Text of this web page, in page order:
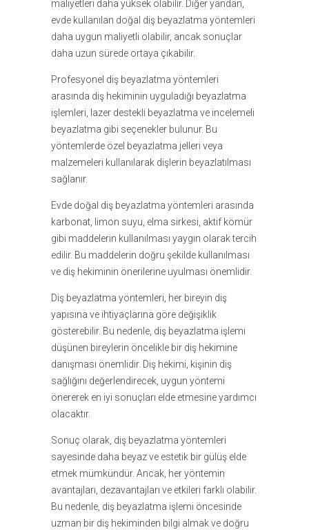
maliyetleri daha yüksek olabilir. Diğer yandan,
evde kullanılan doğal diş beyazlatma yöntemleri
daha uygun maliyetli olabilir, ancak sonuçlar
daha uzun sürede ortaya çıkabilir.
Profesyonel diş beyazlatma yöntemleri
arasında diş hekiminin uyguladığı beyazlatma
işlemleri, lazer destekli beyazlatma ve incelemeli
beyazlatma gibi seçenekler bulunur. Bu
yöntemlerde özel beyazlatma jelleri veya
malzemeleri kullanılarak dişlerin beyazlatılması
sağlanır.
Evde doğal diş beyazlatma yöntemleri arasında
karbonat, limon suyu, elma sirkesi, aktif kömür
gibi maddelerin kullanılması yaygın olarak tercih
edilir. Bu maddelerin doğru şekilde kullanılması
ve diş hekiminin önerilerine uyulması önemlidir.
Diş beyazlatma yöntemleri, her bireyin diş
yapısına ve ihtiyaçlarına göre değişiklik
gösterebilir. Bu nedenle, diş beyazlatma işlemi
düşünen bireylerin öncelikle bir diş hekimine
danışması önemlidir. Diş hekimi, kişinin diş
sağlığını değerlendirecek, uygun yöntemi
önererek en iyi sonuçları elde etmesine yardımcı
olacaktır.
Sonuç olarak, diş beyazlatma yöntemleri
sayesinde daha beyaz ve estetik bir gülüş elde
etmek mümkündür. Ancak, her yöntemin
avantajları, dezavantajları ve etkileri farklı olabilir.
Bu nedenle, diş beyazlatma işlemi öncesinde
uzman bir diş hekiminden bilgi almak ve doğru